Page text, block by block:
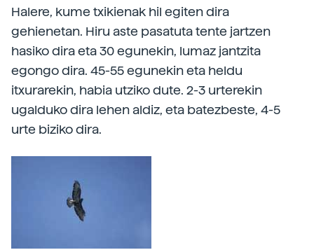
Halere, kume txikienak hil egiten dira
gehienetan. Hiru aste pasatuta tente jartzen
hasiko dira eta 30 egunekin, lumaz jantzita
egongo dira. 45-55 egunekin eta heldu
itxurarekin, habia utziko dute. 2-3 urterekin
ugalduko dira lehen aldiz, eta batezbeste, 4-5
urte biziko dira.